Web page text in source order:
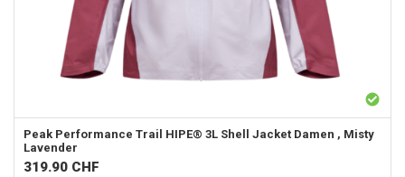
Peak Performance Trail HIPE® 3L Shell Jacket Damen , Misty
Lavender
319.90 CHF